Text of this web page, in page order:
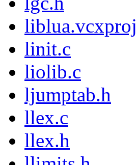
liblua.vcxproj
linit.c
liolib.c
ljumptab.h
llex.c
llex.h